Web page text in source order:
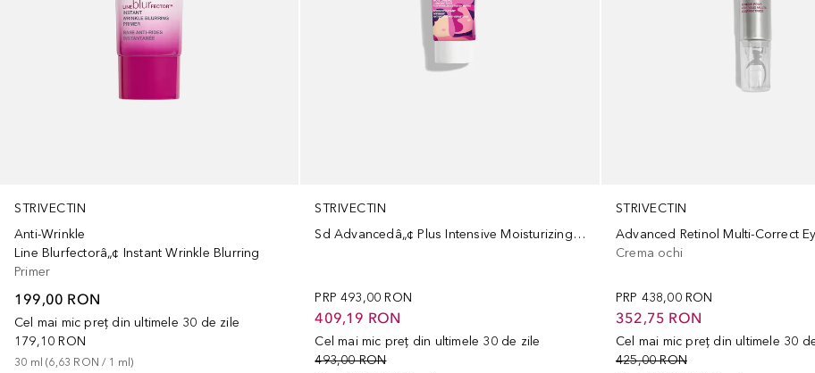
STRIVECTIN
Anti-Wrinkle
Line Blurfectorâ„¢ Instant Wrinkle Blurring
Primer
199,00 RON
Cel mai mic preț din ultimele 30 de zile
179,10 RON
30 ml (6,63 RON / 1 ml)
STRIVECTIN
Sd Advancedâ„¢ Plus Intensive Moisturizing Concentrate Limited Edition
PRP 493,00 RON
409,19 RON
Cel mai mic preț din ultimele 30 de zile
493,00 RON
STRIVECTIN
Advanced Retinol Multi-Correct
Crema ochi
PRP 438,00 RON
352,75 RON
Cel mai mic preț din ultimele 30
425,00 RON